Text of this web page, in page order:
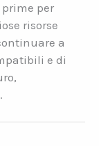
per
risorse
a
e di